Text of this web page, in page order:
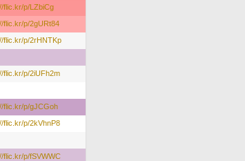
flic.kr/p/LZbiCg
flic.kr/p/2gURt84
flic.kr/p/2rHNTKp
flic.kr/p/2iUFh2m
flic.kr/p/gJCGoh
flic.kr/p/2kVhnP8
flic.kr/p/fSVWWC